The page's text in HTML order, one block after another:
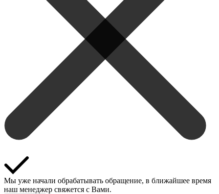
Мы уже начали обрабатывать обращение, в ближайшее время
наш менеджер свяжется с Вами.